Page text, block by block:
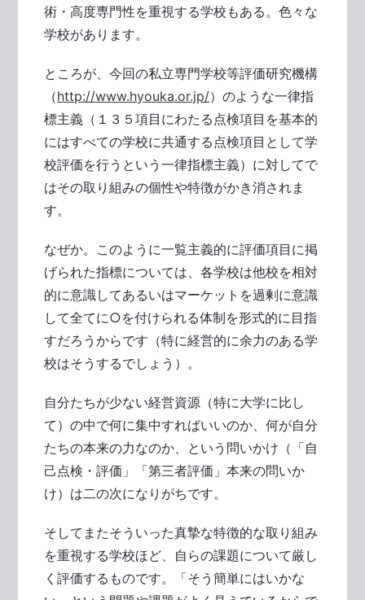
術・高度専門性を重視する学校もある。色々な
学校があります。
ところが、今回の私立専門学校等評価研究機構
（http://www.hyouka.or.jp/）のような一律指
標主義（１３５項目にわたる点検項目を基本的
にはすべての学校に共通する点検項目として学
校評価を行うという一律指標主義）に対してで
はその取り組みの個性や特徴がかき消されま
す。
なぜか。このように一覧主義的に評価項目に掲
げられた指標については、各学校は他校を相対
的に意識してあるいはマーケットを過剰に意識
して全てに○を付けられる体制を形式的に目指
すだろうからです（特に経営的に余力のある学
校はそうするでしょう）。
自分たちが少ない経営資源（特に大学に比し
て）の中で何に集中すればいいのか、何が自分
たちの本来の力なのか、という問いかけ（「自
己点検・評価」「第三者評価」本来の問いか
け）は二の次になりがちです。
そしてまたそういった真摯な特徴的な取り組み
を重視する学校ほど、自らの課題について厳し
く評価するものです。「そう簡単にはいかな